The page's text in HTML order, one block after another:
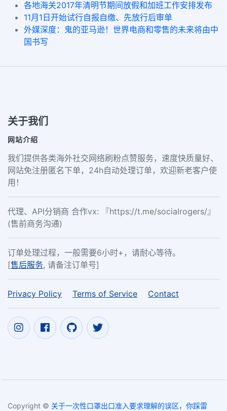
各地海关2017年清明节期间放假和加班工作安排发布
11月1日开始试行自报自缴、先放行后审单
外媒深度：鬼的亚马逊！世界电商和零售的未来将由中
国书写
关于我们
网站介绍
我们提供各类海外社交网络刷粉点赞服务，速度快质量好、
网站免注册匿名下单，24h自动处理订单，欢迎新老客户使
用！
代理、API分销商 合作vx: 『https://t.me/socialrogers/』
(售前商务沟通)
订单处理过程，一般需要6小时+，请耐心等待。
[售后服务, 请备注订单号]
Privacy Policy Terms of Service Contact
Copyright © 关于一次性口罩出口准入要求理解的误区，你踩雷